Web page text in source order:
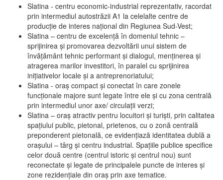
Slatina - centru economic-industrial reprezentativ, racordat
prin intermediul autostrăzii A1 la celelalte centre de
producţie de interes naţional din Regiunea Sud-Vest;
Slatina – centru de excelenţă în domeniul tehnic –
sprijinirea şi promovarea dezvoltării unui sistem de
învăţământ tehnic performant şi dialogul, menţinerea şi
atragerea marilor investitori, în paralel cu sprijinirea
iniţiativelor locale şi a antreprenoriatului;
Slatina - oraş compact şi conectat în care zonele
funcţionale majore sunt legate între ele şi cu zona centrală
prin intermediul unor axe/ circulații verzi;
Slatina – oraş atractiv pentru locuitori şi turişti, prin calitatea
spaţiului public, pietonal, prietenos, cu o zonă centrală
preponderent pietonală, ce evidenţiază identitatea dublă a
oraşului – târg şi centru industrial. Spaţiile publice specifice
celor două centre (centrul istoric şi centrul nou) sunt
reconectate şi legate de principalele puncte de interes şi
zone rezidenţiale din oraş prin axe tematice.